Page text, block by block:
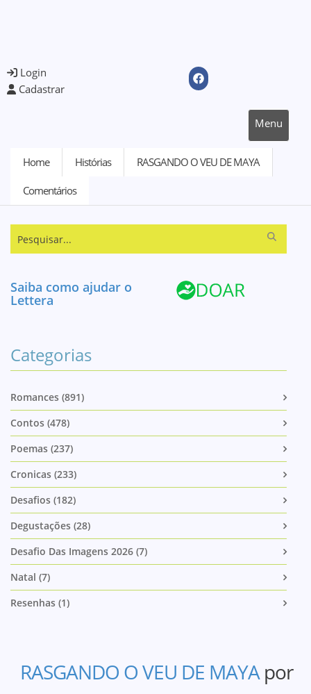
Login
Cadastrar
Menu
Home Histórias RASGANDO O VEU DE MAYA
Comentários
Saiba como ajudar o
Lettera
Categorias
Romances (891)
Contos (478)
Poemas (237)
Cronicas (233)
Desafios (182)
Degustações (28)
Desafio Das Imagens 2026 (7)
Natal (7)
Resenhas (1)
RASGANDO O VEU DE MAYApor